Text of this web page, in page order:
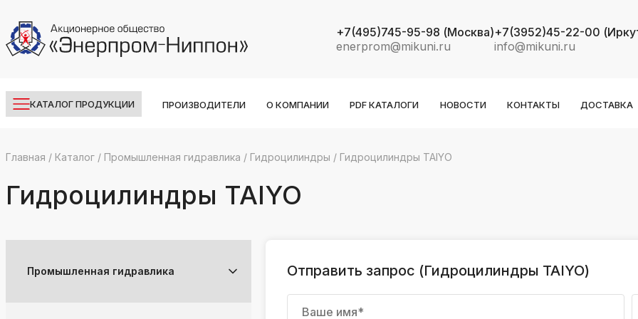
+7(495)745-95-98 (Москва)
enerprom@mikuni.ru
+7(3952)45-22-00
info@mikuni.ru
КАТАЛОГ ПРОДУКЦИИ ПРОИЗВОДИТЕЛИ О КОМПАНИИ PDF КАТАЛОГИ НОВОСТИ КОНТАКТЫ ДОСТАВКА
ksldkfjsdlfkjsls;ldfkgjsdl;kfkфыва
ksldkfjsdlfkjsls;ldfkgjsdl;kfkфыва
k
Главная / Каталог/ Промышленная гидравлика / Гидроцилиндры / Гидроцилиндры TAIYO
Гидроцилиндры TAIYO
Промышленная гидравлика Отправить запрос (Гидроцилиндры TAIYO)